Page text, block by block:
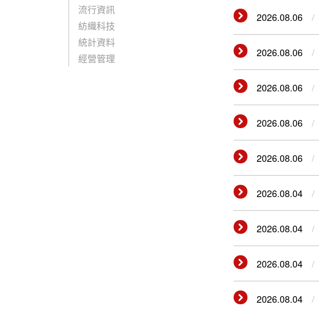
流行資訊
紡織科技
統計資料
經營管理
2026.08.06
2026.08.06
2026.08.06
2026.08.06
2026.08.06
2026.08.04
2026.08.04
2026.08.04
2026.08.04